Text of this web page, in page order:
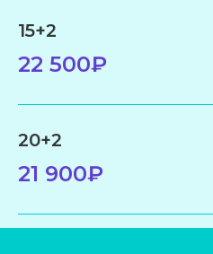
15+2
22 500₽
20+2
21 900₽